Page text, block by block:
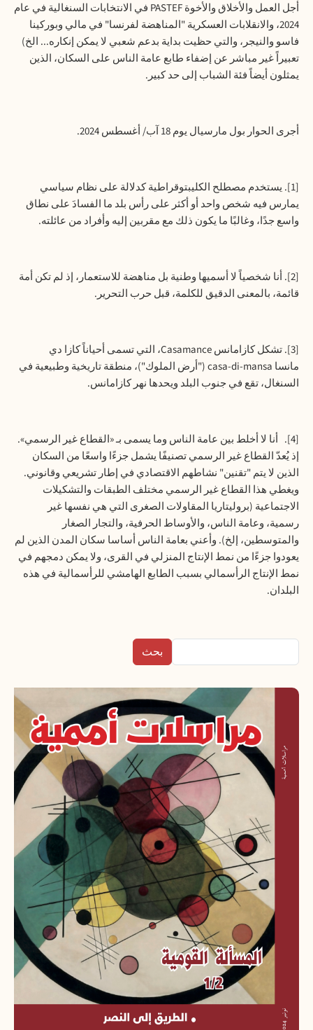
أجل العمل والأخلاق والأخوةPASTEF في الانتخابات السنغالية في عام
2024، والانقلابات العسكرية "المناهضة لفرنسا" في مالي وبوركينا
فاسو والنيجر، والتي حظيت بداية بدعم شعبي لا يمكن إنكاره... الخ)
تعبيراً غير مباشر عن إضفاء طابع عامة الناس على السكان، الذين
يمثلون أيضاً فئة الشباب إلى حد كبير.
أجرى الحوار بول مارسيال يوم 18 آب/ أغسطس 2024.
[1]. يستخدم مصطلح الكليبتوقراطية كدلالة على نظام سياسي
يمارس فيه شخص واحد أو أكثر على رأس بلد ما الفسادَ على نطاق
واسع جدًا، وغالبًا ما يكون ذلك مع مقربين إليه وأفراد من عائلته.
[2]. أنا شخصياً لا أسميها وطنية بل مناهضة للاستعمار، إذ لم تكن أمة
قائمة، بالمعنى الدقيق للكلمة، قبل حرب التحرير.
[3]. تشكل كازامانس Casamance، التي تسمى أحياناً كازا دي
مانسا casa-di-mansa("أرض الملوك")، منطقة تاريخية وطبيعية في
السنغال، تقع في جنوب البلد ويحدها نهر كازامانس.
[4]. أنا لا أخلط بين عامة الناس وما يسمى بـ «القطاع غير الرسمي».
إذ يُعدّ القطاع غير الرسمي تصنيفًا يشمل جزءًا واسعًا من السكان
الذين لا يتم "تقنين" نشاطهم الاقتصادي في إطار تشريعي وقانوني.
ويغطي هذا القطاع غير الرسمي مختلف الطبقات والتشكيلات
الاجتماعية (بروليتاريا المقاولات الصغرى التي هي نفسها غير
رسمية، وعامة الناس، والأوساط الحرفية، والتجار الصغار
والمتوسطين، إلخ). وأعني بعامة الناس أساسا سكان المدن الذين لم
يعودوا جزءًا من نمط الإنتاج المنزلي في القرى، ولا يمكن دمجهم في
نمط الإنتاج الرأسمالي بسبب الطابع الهامشي للرأسمالية في هذه
البلدان.